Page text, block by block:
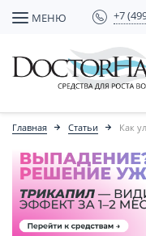
МЕНЮ +7
Главная Статьи Как